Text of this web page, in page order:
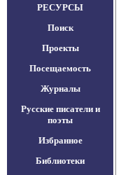
РЕСУРСЫ
Поиск
Проекты
Посещаемость
Журналы
Русские писатели и
поэты
Избранное
Библиотеки